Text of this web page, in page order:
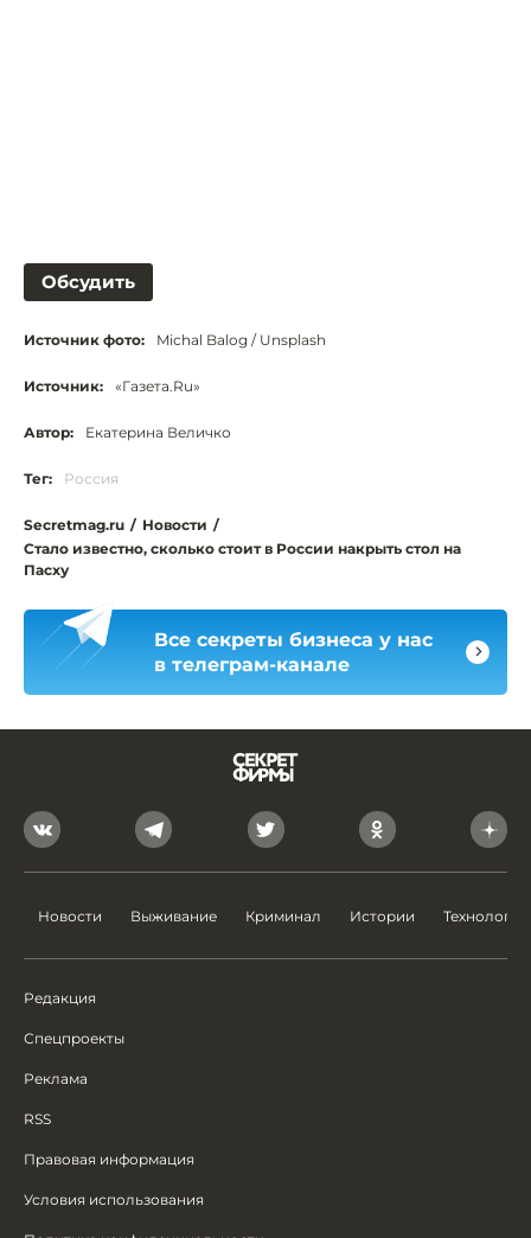
Обсудить
Источник фото: Michal Balog / Unsplash
Источник: «Газета.Ru»
Автор: Екатерина Величко
Тег: Россия
Secretmag.ru / Новости /
Стало известно, сколько стоит в России накрыть стол на
Пасху
Все секреты бизнеса у нас
в телеграм-канале
Новости Выживание Криминал Истории Технологии
Редакция
Спецпроекты
Реклама
RSS
Правовая информация
Условия использования